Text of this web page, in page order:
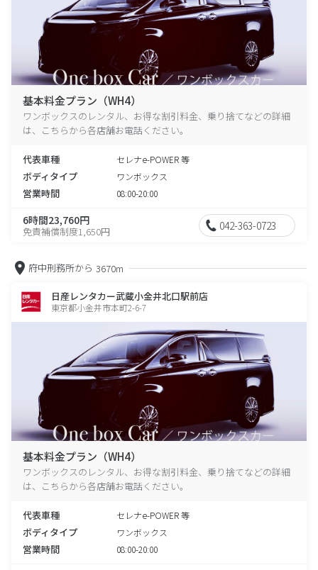
基本料金プラン（WH4）
ワンボックスのレンタル、お得な割引料金、乗り捨てなどの詳細
は、こちらから各店舗お電話ください。
代表車種 セレナe-POWER 等
ボディタイプ ワンボックス
営業時間 08:00-20:00
6時間23,760円
免責補償制度1,650円 042-363-0723
府中刑務所から 3670m
日産レンタカー武蔵小金井北口駅前店
東京都小金井市本町2-6-7
基本料金プラン（WH4）
ワンボックスのレンタル、お得な割引料金、乗り捨てなどの詳細
は、こちらから各店舗お電話ください。
代表車種 セレナe-POWER 等
ボディタイプ ワンボックス
営業時間 08:00-20:00